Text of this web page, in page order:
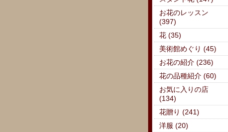
お花のレッスン
(397)
花 (35)
美術館めぐり (45)
お花の紹介 (236)
花の品種紹介 (60)
お気に入りの店
(134)
花贈り (241)
洋服 (20)